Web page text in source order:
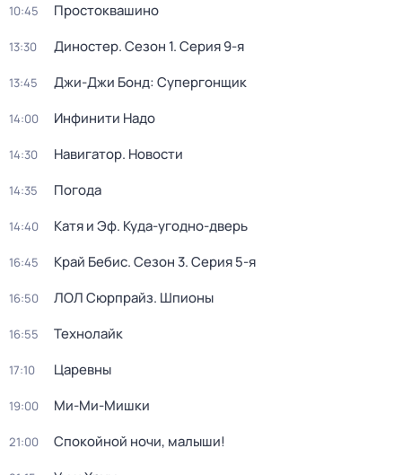
10:45 Простоквашино
13:30 Диностер. Сезон 1. Серия 9-я
13:45 Джи-Джи Бонд: Супергонщик
14:00 Инфинити Надо
14:30 Навигатор. Новости
14:35 Погода
14:40 Катя и Эф. Куда-угодно-дверь
16:45 Край Бебис. Сезон 3. Серия 5-я
16:50 ЛОЛ Сюрпрайз. Шпионы
16:55 Технолайк
17:10 Царевны
19:00 Ми-Ми-Мишки
21:00 Спокойной ночи, малыши!